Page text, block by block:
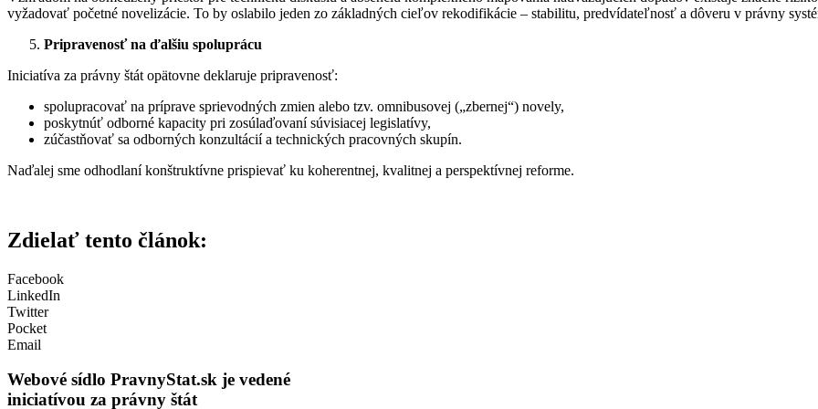
vyžadovať početné novelizácie. To by oslabilo jeden zo základných cieľov rekodifikácie – stabilitu, predvídateľnosť a dôveru v právny
Pripravenosť na ďalšiu spoluprácu
Iniciatíva za právny štát opätovne deklaruje pripravenosť:
spolupracovať na príprave sprievodných zmien alebo tzv. omnibusovej („zbernej“) novely,
poskytnúť odborné kapacity pri zosúlaďovaní súvisiacej legislatívy,
zúčastňovať sa odborných konzultácií a technických pracovných skupín.
Naďalej sme odhodlaní konštruktívne prispievať ku koherentnej, kvalitnej a perspektívnej reforme.
Zdielať tento článok:
Facebook
LinkedIn
Twitter
Pocket
Email
Webové sídlo PravnyStat.sk je vedené
iniciatívou za právny štát